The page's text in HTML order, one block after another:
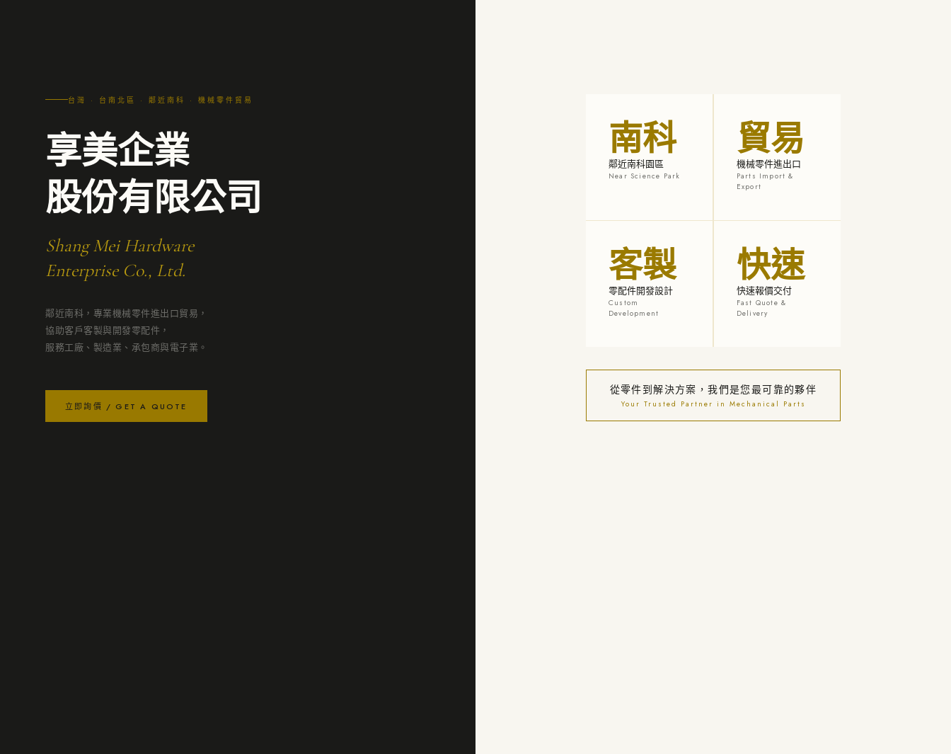
台灣 · 台南北區 · 鄰近南科 · 機械零件貿易
享美企業
股份有限公司
Shang Mei Hardware
Enterprise Co., Ltd.
鄰近南科，專業機械零件進出口貿易，
協助客戶客製與開發零配件，
服務工廠、製造業、承包商與電子業。
立即詢價 / GET A QUOTE
南科
鄰近南科園區
Near Science Park
貿易
機械零件進出口
Parts Import &
Export
客製
零配件開發設計
Custom
Development
快速
快速報價交付
Fast Quote &
Delivery
從零件到解決方案，我們是您最可靠的夥伴
Your Trusted Partner in Mechanical Parts